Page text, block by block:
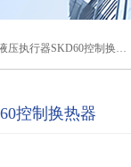
执行器SKD60控制换热器
控制换热器